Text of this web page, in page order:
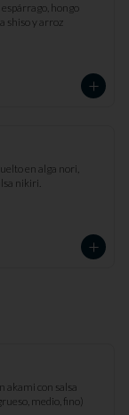
hongo
shiso y arroz
en alga nori,
nikiri.
akami con salsa
medio, fino)